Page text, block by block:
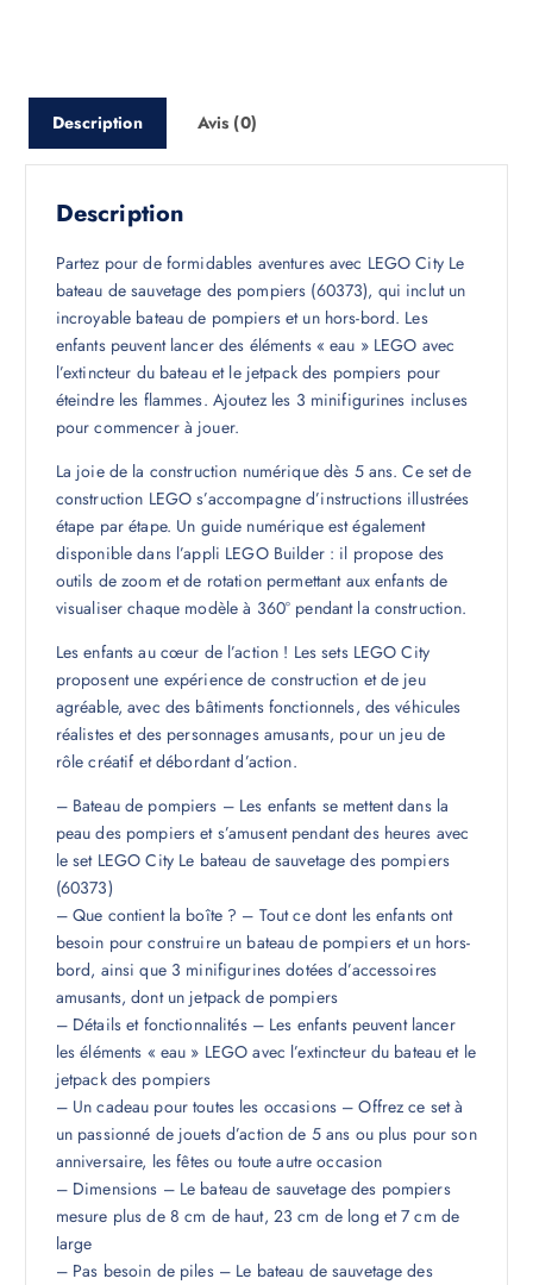
Description Avis (0)
Description
Partez pour de formidables aventures avec LEGO City Le
bateau de sauvetage des pompiers (60373), qui inclut un
incroyable bateau de pompiers et un hors-bord. Les
enfants peuvent lancer des éléments « eau » LEGO avec
l’extincteur du bateau et le jetpack des pompiers pour
éteindre les flammes. Ajoutez les 3 minifigurines incluses
pour commencer à jouer.
La joie de la construction numérique dès 5 ans. Ce set de
construction LEGO s’accompagne d’instructions illustrées
étape par étape. Un guide numérique est également
disponible dans l’appli LEGO Builder : il propose des
outils de zoom et de rotation permettant aux enfants de
visualiser chaque modèle à 360° pendant la construction.
Les enfants au cœur de l’action ! Les sets LEGO City
proposent une expérience de construction et de jeu
agréable, avec des bâtiments fonctionnels, des véhicules
réalistes et des personnages amusants, pour un jeu de
rôle créatif et débordant d’action.
– Bateau de pompiers – Les enfants se mettent dans la
peau des pompiers et s’amusent pendant des heures avec
le set LEGO City Le bateau de sauvetage des pompiers
(60373)
– Que contient la boîte ? – Tout ce dont les enfants ont
besoin pour construire un bateau de pompiers et un hors-
bord, ainsi que 3 minifigurines dotées d’accessoires
amusants, dont un jetpack de pompiers
– Détails et fonctionnalités – Les enfants peuvent lancer
les éléments « eau » LEGO avec l’extincteur du bateau et le
jetpack des pompiers
– Un cadeau pour toutes les occasions – Offrez ce set à
un passionné de jouets d’action de 5 ans ou plus pour son
anniversaire, les fêtes ou toute autre occasion
– Dimensions – Le bateau de sauvetage des pompiers
mesure plus de 8 cm de haut, 23 cm de long et 7 cm de
large
– Pas besoin de piles – Le bateau de sauvetage des